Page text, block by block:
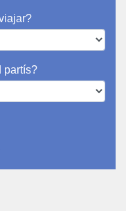
partís?